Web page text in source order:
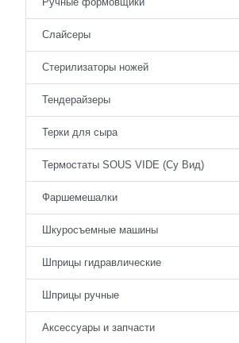
Слайсеры
Стерилизаторы ножей
Тендерайзеры
Терки для сыра
Термостаты SOUS VIDE (Су Вид)
Фаршемешалки
Шкуросъемные машины
Шприцы гидравлические
Шприцы ручные
Аксессуары и запчасти